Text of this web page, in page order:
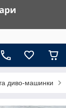
диво-машинки